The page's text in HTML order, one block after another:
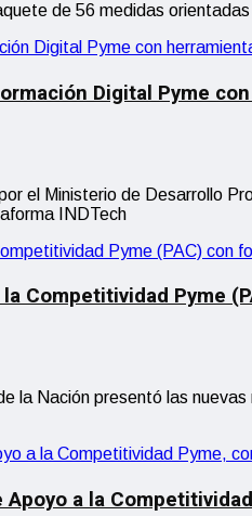
de 56 medidas
Digital Pyme
el Ministerio de Desarrollo
INDTech
la Competitividad
la Nación presentó las
Apoyo a la